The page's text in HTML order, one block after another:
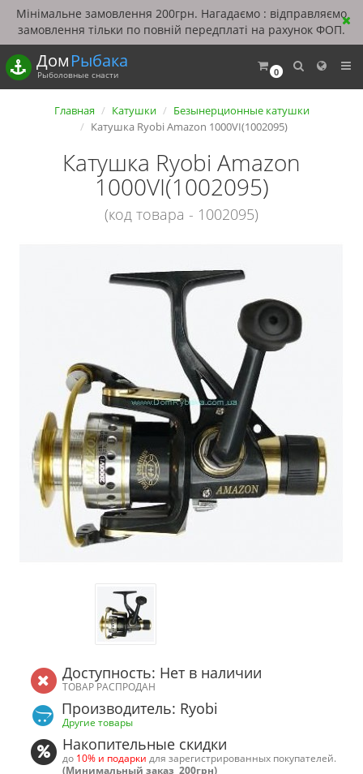
Мінімальне замовлення 200грн. Нагадаємо : відправляємо
замовлення тільки по повній передплаті на рахунок ФОП.
0
ДомРыбака
Рыболовные снасти
Главная Катушки
Безынерционные катушки
Катушка Ryobi Amazon 1000VI(1002095)
Катушка Ryobi Amazon
1000VI(1002095)
(код товара - 1002095)
Доступность: Нет в наличии
ТОВАР РАСПРОДАН
Производитель: Ryobi
Другие товары
Накопительные скидки
до 10% и подарки для зарегистрированных покупателей.
(Минимальный заказ 200грн)